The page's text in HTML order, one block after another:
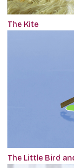
The Kite
The Little Bird